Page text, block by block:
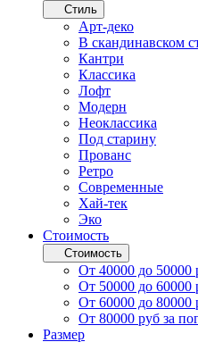
Стиль
Арт-деко
В скандинавском
Кантри
Классика
Лофт
Модерн
Неоклассика
Под старину
Прованс
Ретро
Современные
Хай-тек
Эко
Стоимость
Стоимость
От 40000 до 50000
От 50000 до 60000
От 60000 до 80000
От 80000 руб за
Размер